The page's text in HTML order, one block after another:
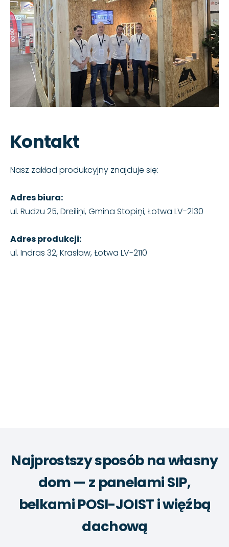
Kontakt
Nasz zakład produkcyjny znajduje się:
Adres biura:
ul. Rudzu 25, Dreiliņi, Gmina Stopiņi, Łotwa LV-2130
Adres produkcji:
ul. Indras 32, Krasław, Łotwa LV-2110
Najprostszy sposób na własny
dom — z panelami SIP,
belkami POSI-JOIST i więźbą
dachową